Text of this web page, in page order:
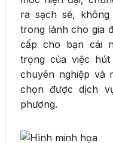
ra sạch sẽ,
trong lành cho gia
cấp cho bạn cái
trọng của việc
chuyên nghiệp và
chọn được dịch
phương.